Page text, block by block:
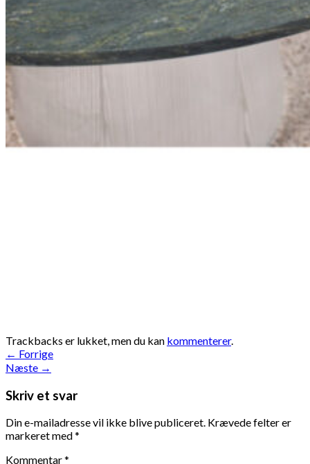
Trackbacks er lukket, men du kan kommenterer.
← Forrige
Næste →
Skriv et svar
Din e-mailadresse vil ikke blive publiceret. Krævede felter er
markeret med*
Kommentar*